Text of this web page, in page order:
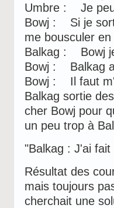
Umbre : Je
Bowj : Si je sort
me bousculer
Balkag : Bowj
Bowj : Balkag
Bowj : Il faut
Balkag sortie
cher Bowj pour
un peu trop à
"Balkag : J'ai
Résultat des
mais toujours
cherchait une